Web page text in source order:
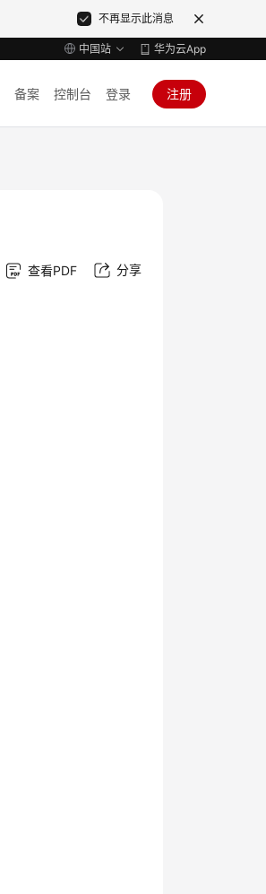
不再显示此消息
中国站 华为云App
备案 控制台 登录 注册
查看PDF 分享